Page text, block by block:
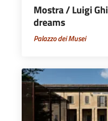
Mostra / Luigi
dreams
Palazzo dei Musei